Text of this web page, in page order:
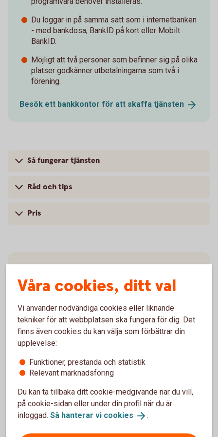
Du loggar in på samma sätt som i internetbanken
- med bankdosa, BankID på kort eller Mobilt
BankID.
Möjligt att två personer som befinner sig på olika
platser godkänner utbetalningarna som två i
förening.
Besök ett bankkontor för att skaffa tjänsten
Så fungerar tjänsten
Råd och tips
Pris
filer
Validex kan användas av Swedbank och
sparbankernas kunder och tjänsteleverantörer för att
kontrollera att ISO 20022-meddelanden är korrekt
implementerade enligt Swedbanks ”ISO 20022
Message Implementation Guidelines" (MIG).
Validex
Våra cookies, ditt val
Vi använder nödvändiga cookies eller liknande
tekniker för att webbplatsen ska fungera för dig. Det
finns även cookies du kan välja som förbättrar din
upplevelse:
Funktioner, prestanda och statistik
Relevant marknadsföring
Du kan ta tillbaka ditt cookie-medgivande när du vill,
på cookie-sidan eller under din profil när du är
inloggad. Så hanterar vi cookies .